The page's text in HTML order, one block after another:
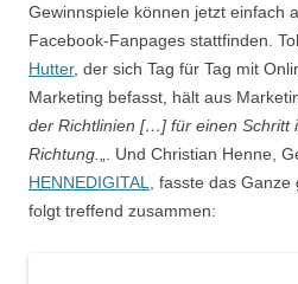
Gewinnspiele können jetzt einfach
Facebook-Fanpages stattfinden.
Hutter, der sich Tag für Tag mit
Marketing befasst, hält aus
der Richtlinien […] für einen Schritt
Richtung.
„. Und Christian Henne,
HENNEDIGITAL,
fasste das Ganze
folgt treffend zusammen: